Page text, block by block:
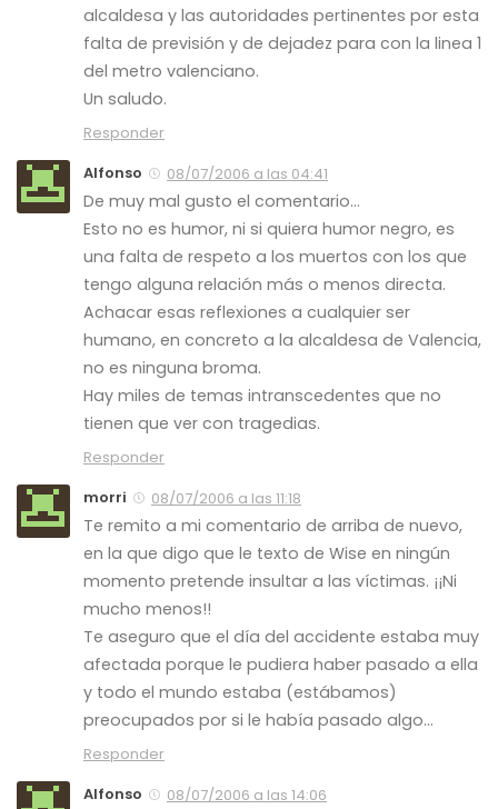
alcaldesa y las autoridades pertinentes por esta
falta de previsión y de dejadez para con la linea 1
del metro valenciano.
Un saludo.
Responder
Alfonso
08/07/2006 a las 04:41
De muy mal gusto el comentario…
Esto no es humor, ni si quiera humor negro, es
una falta de respeto a los muertos con los que
tengo alguna relación más o menos directa.
Achacar esas reflexiones a cualquier ser
humano, en concreto a la alcaldesa de Valencia,
no es ninguna broma.
Hay miles de temas intranscedentes que no
tienen que ver con tragedias.
Responder
morri
08/07/2006 a las 11:18
Te remito a mi comentario de arriba de nuevo,
en la que digo que le texto de Wise en ningún
momento pretende insultar a las víctimas. ¡¡Ni
mucho menos!!
Te aseguro que el día del accidente estaba muy
afectada porque le pudiera haber pasado a ella
y todo el mundo estaba (estábamos)
preocupados por si le había pasado algo…
Responder
Alfonso
08/07/2006 a las 14:06